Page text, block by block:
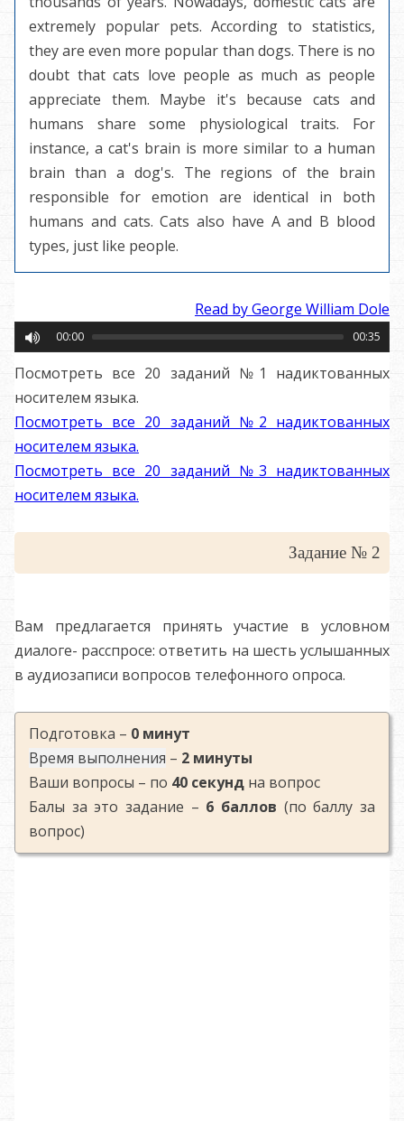
extremely popular pets. According to statistics,
they are even more popular than dogs. There is no
doubt that cats love people as much as people
appreciate them. Maybe it's because cats and
humans share some physiological traits. For
instance, a cat's brain is more similar to a human
brain than a dog's. The regions of the brain
responsible for emotion are identical in both
humans and cats. Cats also have A and B blood
types, just like people.
Read by George William Dole
00:00 00:35
Посмотреть все 20 заданий №1 надиктованных
носителем языка.
Посмотреть все 20 заданий №2 надиктованных
носителем языка.
Посмотреть все 20 заданий №3 надиктованных
носителем языка.
Задание № 2
Вам предлагается принять участие в условном
диалоге- расспросе: ответить на шесть услышанных
в аудиозаписи вопросов телефонного опроса.
Подготовка – 0 минут
Время выполнения – 2 минуты
Ваши вопросы – по 40 секунд на вопрос
Балы за это задание – 6 баллов (по баллу за
вопрос)